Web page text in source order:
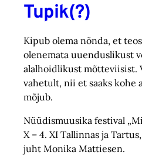
Tupik(?)
Kipub olema nõnda, et
olenemata uuenduslikust
alalhoidlikust mõtteviisist.
vahetult, nii et saaks kohe
mõjub.
Nüüdismuusika festival
X – 4. XI Tallinnas ja
juht Monika Mattiesen.